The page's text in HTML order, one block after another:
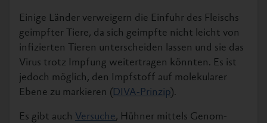
Einige Länder verweigern die Einfuhr des Fleischs
geimpfter Tiere, da sich geimpfte nicht leicht von
infizierten Tieren unterscheiden lassen und sie das
Virus trotz Impfung weitertragen könnten. Es ist
jedoch möglich, den Impfstoff auf molekularer
Ebene zu markieren (DIVA-Prinzip).
Es gibt auch Versuche, Hühner mittels Genom-